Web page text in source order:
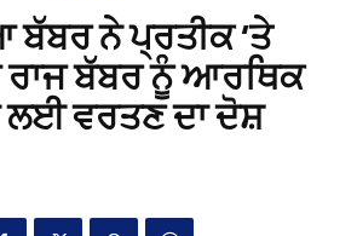
ਨੇ ਪ੍ਰਤੀਕ ‘ਤੇ
ਬੱਬਰ ਨੂੰ ਆਰਥਿਕ
ਵਰਤਣ ਦਾ ਦੋਸ਼